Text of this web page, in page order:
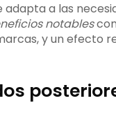
adapta a las
notables
y un efecto